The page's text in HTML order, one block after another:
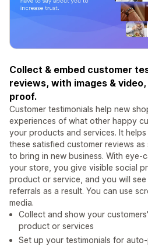
Collect & embed customer
reviews, with images &
proof.
Customer testimonials help new
experiences of what other happy
your products and services. It
these satisfied customer reviews
to bring in new business. With eye-
your store, you give visible social
product or service, and you will
referrals as a result. You can use
media.
Collect and show your
product or services
Set up your testimonials for